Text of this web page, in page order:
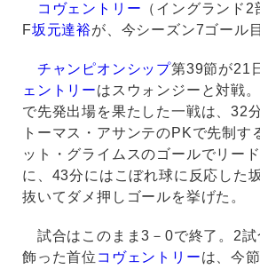
コヴェントリー （イングランド
F坂元達裕が、今シーズン7ゴール
チャンピオンシップ第39節が21
ェントリーはスウォンジーと対戦
で先発出場を果たした一戦は、32
トーマス・アサンテのPKで先制す
ット・グライムスのゴールでリー
に、43分にはこぼれ球に反応した
抜いてダメ押しゴールを挙げた。
試合はこのまま3－0で終了。2試
飾った首位 コヴェントリーは、今